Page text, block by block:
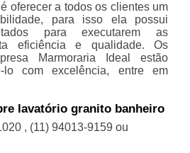
oferecer a todos os clientes um
para isso ela possui
para executarem as
eficiência e qualidade. Os
Marmoraria Ideal estão
lo com excelência, entre em
lavatório granito banheiro
, (11) 94013-9159 ou